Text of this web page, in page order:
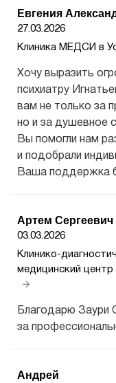
Евгения
27.03.2026
Клиника МЕДСИ в
Хочу выразить
психиатру
вам не только за
но и за душевное
Вы помогли нам
и подобрали
Ваша поддержка
Артем Сергеевич
03.03.2026
Клинико-
медицинский
Благодарю Заури
за
Андрей